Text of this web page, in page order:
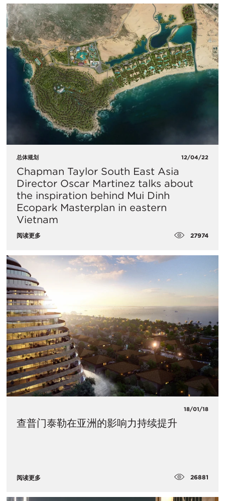
总体规划 12/04/22
Chapman Taylor South East Asia
Director Oscar Martinez talks about
the inspiration behind Mui Dinh
Ecopark Masterplan in eastern
Vietnam
阅读更多 27974
18/01/18
查普门泰勒在亚洲的影响力持续提升
阅读更多 26881